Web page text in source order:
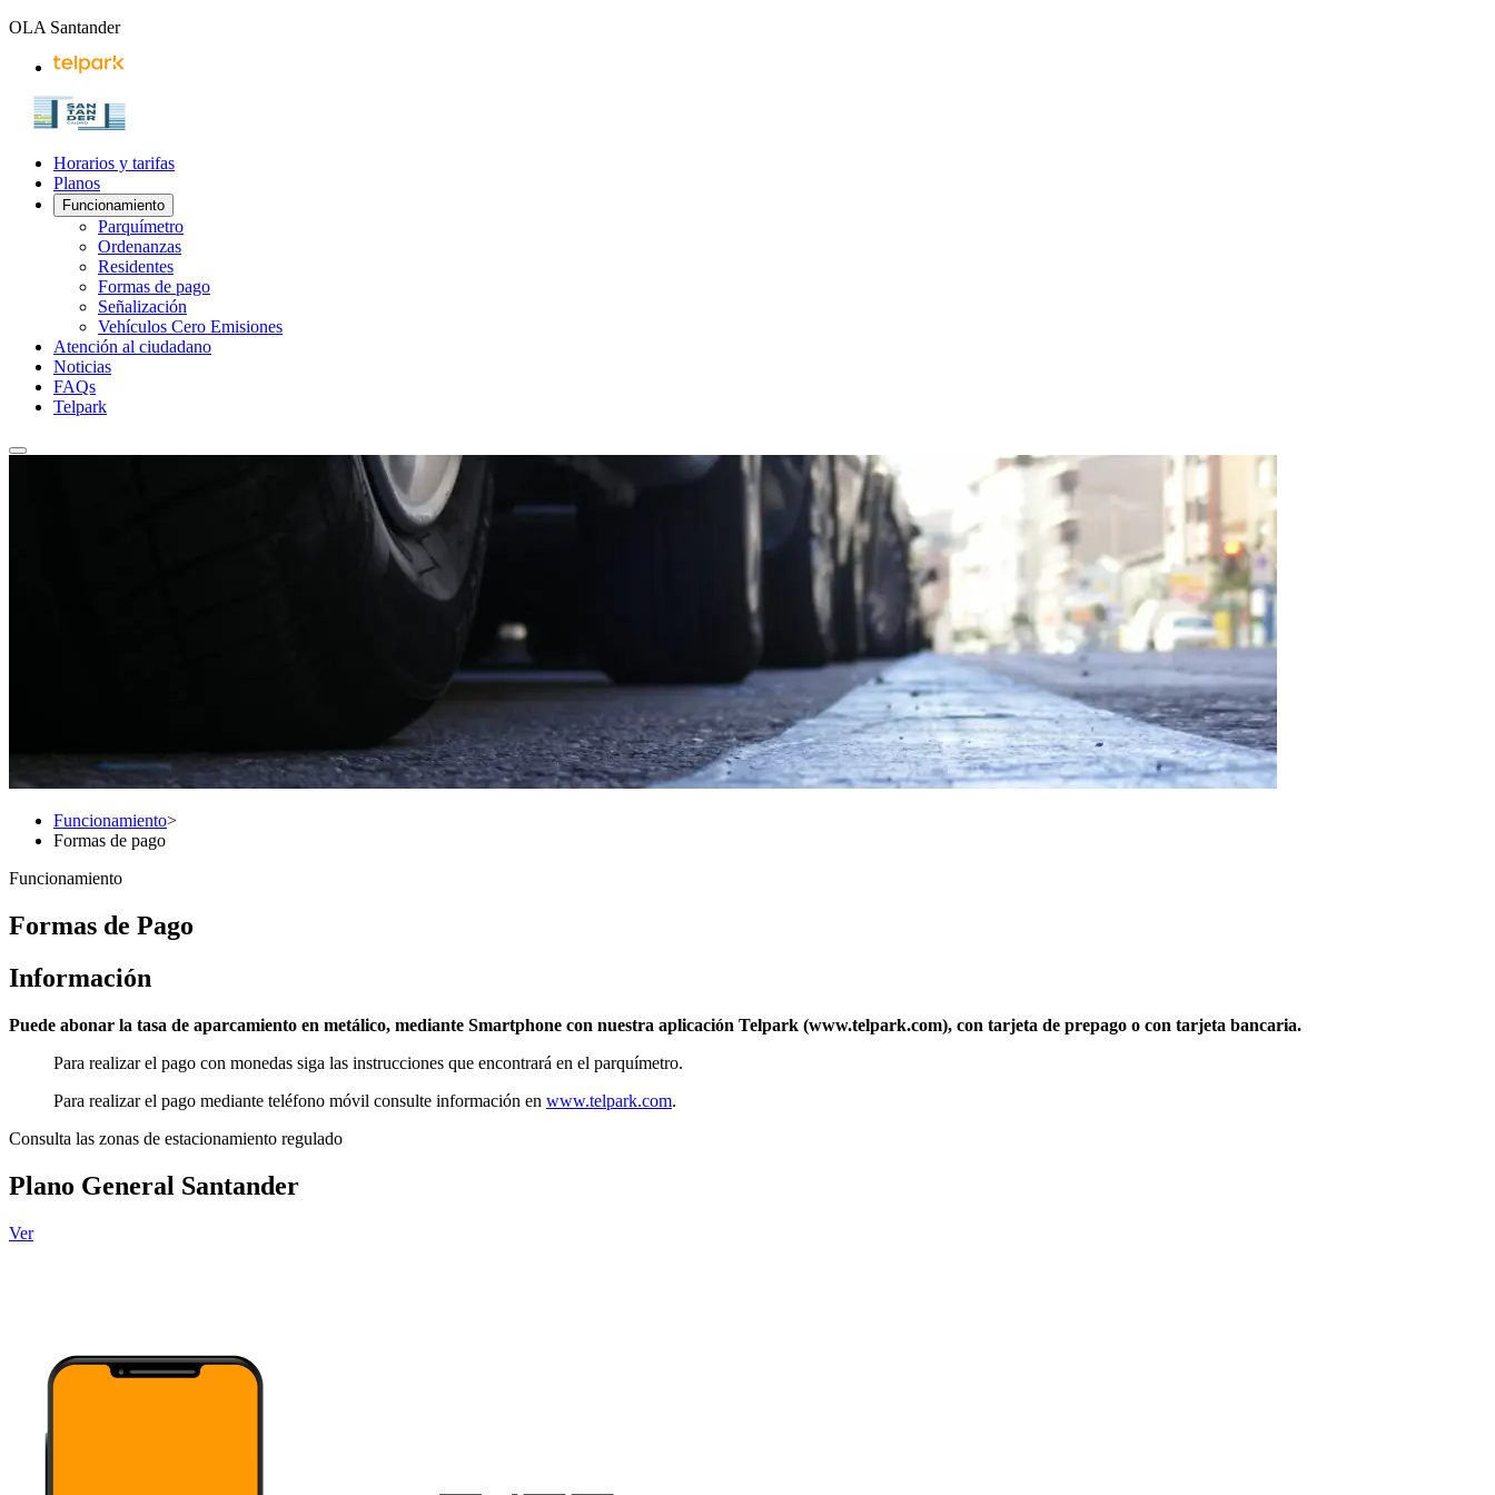
OLA Santander
Horarios y tarifas
Planos
Funcionamiento
Parquímetro
Ordenanzas
Residentes
Formas de pago
Señalización
Vehículos Cero Emisiones
Atención al ciudadano
Noticias
FAQs
Telpark
Funcionamiento>
Formas de pago
Funcionamiento
Formas de Pago
Información
Puede abonar la tasa de aparcamiento en metálico, mediante Smartphone con nuestra aplicación Telpark (www.telpark.com), con tarjeta de prepago o con tarjeta bancaria.
Para realizar el pago con monedas siga las instrucciones que encontrará en el parquímetro.
Para realizar el pago mediante teléfono móvil consulte información en www.telpark.com.
Consulta las zonas de estacionamiento regulado
Plano General Santander
Ver